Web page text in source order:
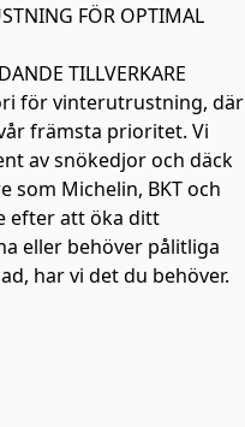
FÖR OPTIMAL
TILLVERKARE
för vinterutrustning, där
främsta prioritet. Vi
av snökedjor och däck
som Michelin, BKT och
efter att öka ditt
eller behöver pålitliga
har vi det du behöver.